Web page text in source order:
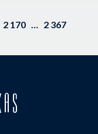
2 170 … 2 367